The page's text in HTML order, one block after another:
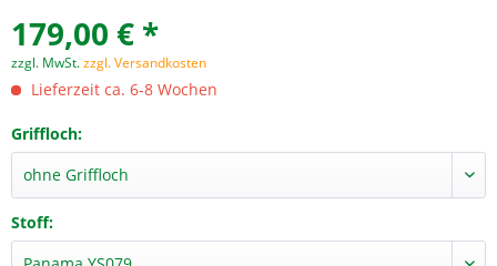
179,00 € *
zzgl. MwSt.zzgl. Versandkosten
Lieferzeit ca. 6-8 Wochen
Griffloch:
Stoff: